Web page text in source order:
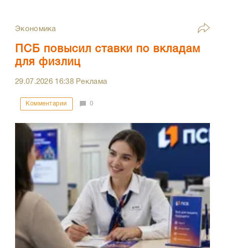
Экономика
ПСБ повысил ставки по вкладам
для физлиц
29.07.2026 16:38Реклама
Комментарии 0